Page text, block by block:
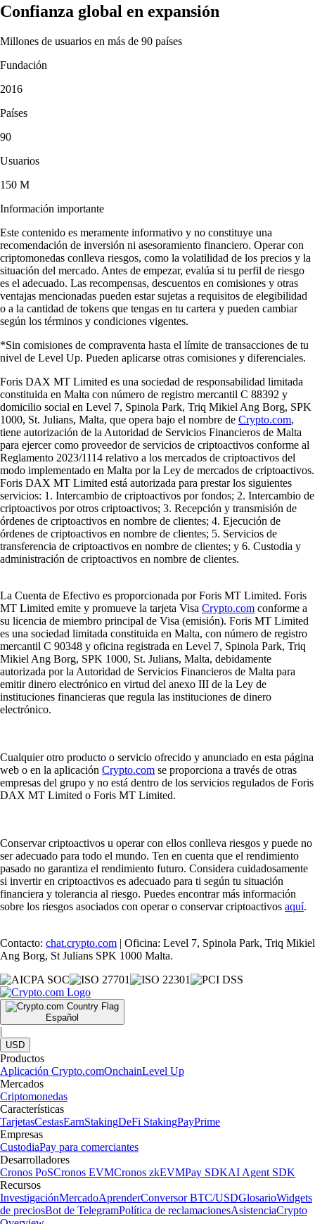
Confianza global en expansión
Millones de usuarios en más de 90 países
Fundación
2016
Países
90
Usuarios
150 M
Información importante
Este contenido es meramente informativo y no constituye una
recomendación de inversión ni asesoramiento financiero. Operar con
criptomonedas conlleva riesgos, como la volatilidad de los precios y la
situación del mercado. Antes de empezar, evalúa si tu perfil de riesgo
es el adecuado. Las recompensas, descuentos en comisiones y otras
ventajas mencionadas pueden estar sujetas a requisitos de elegibilidad
o a la cantidad de tokens que tengas en tu cartera y pueden cambiar
según los términos y condiciones vigentes.
*Sin comisiones de compraventa hasta el límite de transacciones de tu
nivel de Level Up. Pueden aplicarse otras comisiones y diferenciales.
Foris DAX MT Limited es una sociedad de responsabilidad limitada
constituida en Malta con número de registro mercantil C 88392 y
domicilio social en Level 7, Spinola Park, Triq Mikiel Ang Borg, SPK
1000, St. Julians, Malta, que opera bajo el nombre de Crypto.com,
tiene autorización de la Autoridad de Servicios Financieros de Malta
para ejercer como proveedor de servicios de criptoactivos conforme al
Reglamento 2023/1114 relativo a los mercados de criptoactivos del
modo implementado en Malta por la Ley de mercados de criptoactivos.
Foris DAX MT Limited está autorizada para prestar los siguientes
servicios: 1. Intercambio de criptoactivos por fondos; 2. Intercambio de
criptoactivos por otros criptoactivos; 3. Recepción y transmisión de
órdenes de criptoactivos en nombre de clientes; 4. Ejecución de
órdenes de criptoactivos en nombre de clientes; 5. Servicios de
transferencia de criptoactivos en nombre de clientes; y 6. Custodia y
administración de criptoactivos en nombre de clientes.
La Cuenta de Efectivo es proporcionada por Foris MT Limited. Foris
MT Limited emite y promueve la tarjeta Visa Crypto.com conforme a
su licencia de miembro principal de Visa (emisión). Foris MT Limited
es una sociedad limitada constituida en Malta, con número de registro
mercantil C 90348 y oficina registrada en Level 7, Spinola Park, Triq
Mikiel Ang Borg, SPK 1000, St. Julians, Malta, debidamente
autorizada por la Autoridad de Servicios Financieros de Malta para
emitir dinero electrónico en virtud del anexo III de la Ley de
instituciones financieras que regula las instituciones de dinero
electrónico.
Cualquier otro producto o servicio ofrecido y anunciado en esta página
web o en la aplicación Crypto.com se proporciona a través de otras
empresas del grupo y no está dentro de los servicios regulados de Foris
DAX MT Limited o Foris MT Limited.
Conservar criptoactivos u operar con ellos conlleva riesgos y puede no
ser adecuado para todo el mundo. Ten en cuenta que el rendimiento
pasado no garantiza el rendimiento futuro. Considera cuidadosamente
si invertir en criptoactivos es adecuado para ti según tu situación
financiera y tolerancia al riesgo. Puedes encontrar más información
sobre los riesgos asociados con operar o conservar criptoactivos aquí.
Contacto: chat.crypto.com | Oficina: Level 7, Spinola Park, Triq Mikiel
Ang Borg, St Julians SPK 1000 Malta.
Español
|
USD
Productos
Aplicación Crypto.comOnchainLevel Up
Mercados
Criptomonedas
Características
TarjetasCestasEarnStakingDeFi StakingPayPrime
Empresas
CustodiaPay para comerciantes
Desarrolladores
Cronos PoSCronos EVMCronos zkEVMPay SDKAI Agent SDK
Recursos
InvestigaciónMercadoAprenderConversor BTC/USDGlosarioWidgets
de preciosBot de TelegramPolítica de reclamacionesAsistenciaCrypto